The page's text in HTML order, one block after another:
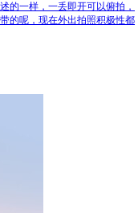
的一样，一丢即开可以俯拍，
的呢，现在外出拍照积极性都